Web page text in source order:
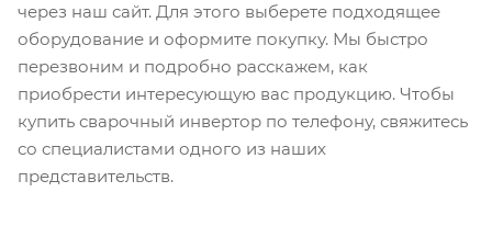
через наш сайт. Для этого выберете подходящее
оборудование и оформите покупку. Мы быстро
перезвоним и подробно расскажем, как
приобрести интересующую вас продукцию. Чтобы
купить сварочный инвертор по телефону, свяжитесь
со специалистами одного из наших
представительств.